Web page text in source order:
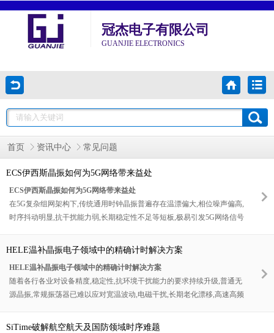
冠杰电子有限公司
GUANJIE ELECTRONICS
首页 资讯中心 常见问题
ECS伊西斯晶振如何为5G网络带来益处
ECS伊西斯晶振如何为5G网络带来益处
在5G复杂组网架构下,传统通用时钟晶振普遍存在温漂偏大,相位噪声偏高,
时序抖动明显,抗干扰能力弱,长期稳定性不足等短板,极易引发5G网络信号
重影响用户体验与产业级应用落地.针对5G全场景的时序痛点与技术壁垒,
体精密制造,低噪声电路设计,宽温稳定性优化技术,打造出专为5G网络量身
定制的全系列高精度定时解决方案,精准适配5G宏基站,微基站,皮基站,5G
传输网关,边缘计算设备,通信核心板卡等全场景设备,为5G网络稳定,高效,
智能运行提供核心时序保障.
HELE温补晶振电子领域中的精确计时解决方案
HELE温补晶振电子领域中的精确计时解决方案
随着各行各业对设备精度,稳定性,抗环境干扰能力的要求持续升级,普通无
源晶振,常规振荡器已难以应对宽温波动,电磁干扰,长期老化漂移,高速高频
乱等问题.在此行业背景下,HELE台湾加高专业晶体振荡器,TCXO温度补偿
SiTime破解航空航天及国防领域时序难题